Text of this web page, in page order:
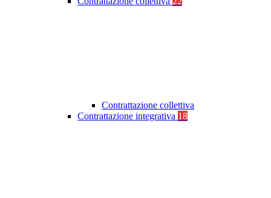
Contrattazione collettiva
Contrattazione integrativa 18